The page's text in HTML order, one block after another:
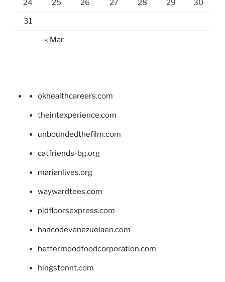
24 25 26 27 28 29 30
31
« Mar
okhealthcareers.com
theintexperience.com
unboundedthefilm.com
catfriends-bg.org
marianlives.org
waywardtees.com
pidfloorsexpress.com
bancodevenezuelaen.com
bettermoodfoodcorporation.com
hingstonnt.com